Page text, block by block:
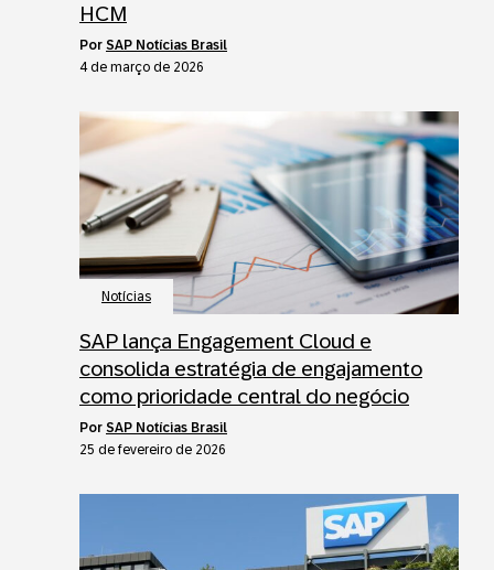
HCM
por SAP Notícias Brasil
4 de março de 2026
Notícias
SAP lança Engagement Cloud e
consolida estratégia de engajamento
como prioridade central do negócio
por SAP Notícias Brasil
25 de fevereiro de 2026